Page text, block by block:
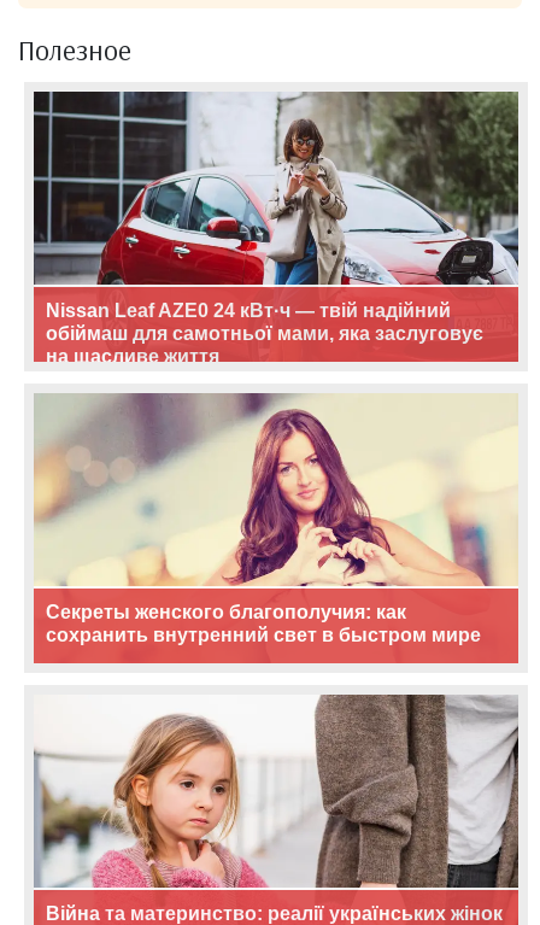
Полезное
Nissan Leaf AZE0 24 кВт·ч — твій надійний
обіймаш для самотньої мами, яка заслуговує
на щасливе життя
Секреты женского благополучия: как
сохранить внутренний свет в быстром мире
Війна та материнство: реалії українських жінок